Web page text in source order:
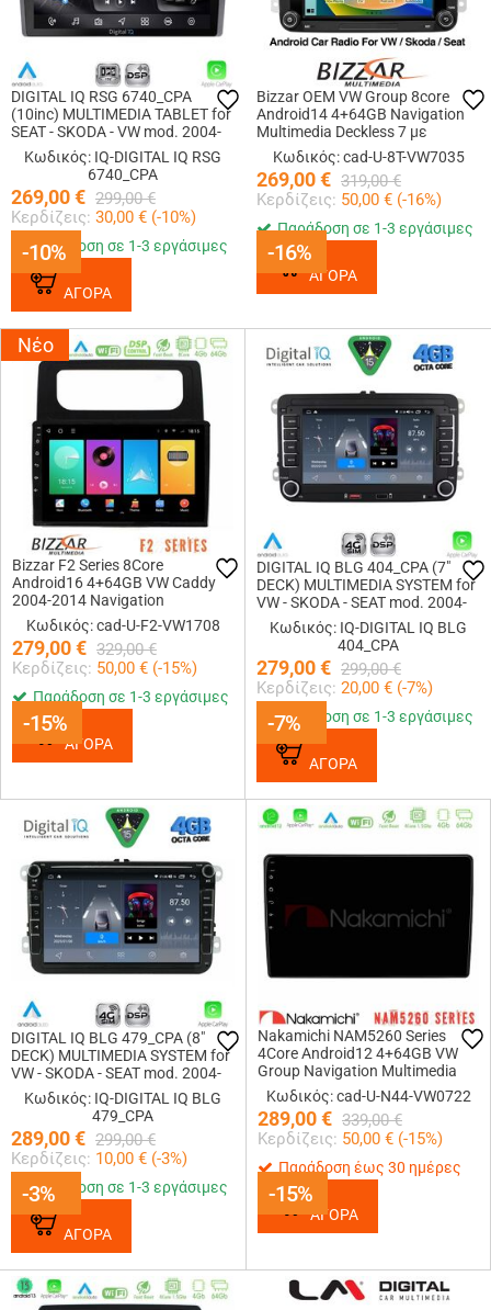
-10%
DIGITAL IQ RSG 6740_CPA
(10inc) MULTIMEDIA TABLET for
SEAT - SKODA - VW mod. 2004-
2014
Κωδικός: IQ-DIGITAL IQ RSG
6740_CPA
269,00€ 299,00 €
Κερδίζεις: 30,00 € (-10%)
-10%
Παράδοση σε 1-3 εργάσιμες
ΑΓΟΡΑ
-16%
Bizzar OEM VW Group 8core
Android14 4+64GB Navigation
Multimedia Deckless 7 με
Carplay/AndroidAuto
Κωδικός: cad-U-8T-VW7035
269,00€ 319,00 €
Κερδίζεις: 50,00 € (-16%)
-16%
Παράδοση σε 1-3 εργάσιμες
ΑΓΟΡΑ
Νέο
-15%
Bizzar F2 Series 8Core
Android16 4+64GB VW Caddy
2004-2014 Navigation
Multimedia Tablet 10
Κωδικός: cad-U-F2-VW1708
279,00€ 329,00 €
Κερδίζεις: 50,00 € (-15%)
-15%
Παράδοση σε 1-3 εργάσιμες
ΑΓΟΡΑ
-7%
DIGITAL IQ BLG 404_CPA (7"
DECK) MULTIMEDIA SYSTEM for
VW - SKODA - SEAT mod. 2004-
2016
Κωδικός: IQ-DIGITAL IQ BLG
404_CPA
279,00€ 299,00 €
Κερδίζεις: 20,00 € (-7%)
-7%
Παράδοση σε 1-3 εργάσιμες
ΑΓΟΡΑ
-3%
DIGITAL IQ BLG 479_CPA (8"
DECK) MULTIMEDIA SYSTEM for
VW - SKODA - SEAT mod. 2004-
2016
Κωδικός: IQ-DIGITAL IQ BLG
479_CPA
289,00€ 299,00 €
Κερδίζεις: 10,00 € (-3%)
-3%
Παράδοση σε 1-3 εργάσιμες
ΑΓΟΡΑ
-15%
Nakamichi NAM5260 Series
4Core Android12 4+64GB VW
Group Navigation Multimedia
Tablet 10 Με Carplay &amp;
Android Auto
Κωδικός: cad-U-N44-VW0722
289,00€ 339,00 €
Κερδίζεις: 50,00 € (-15%)
-15%
Παράδοση έως 30 ημέρες
ΑΓΟΡΑ